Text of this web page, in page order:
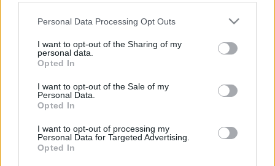
Please note that this website/app uses one or more Google
not limited to your visit or usage behaviour. You may click to
grant or deny consent to Google and its third-party tags to
use your data for below specified purposes in below Google
consent section.
Personal Data Processing Opt Outs
I want to opt-out of the Sharing of my
personal data.
Opted In
I want to opt-out of the Sale of my
Personal Data.
Opted In
I want to opt-out of processing my
Personal Data for Targeted Advertising.
Opted In
Emésztőszervi
betegségek